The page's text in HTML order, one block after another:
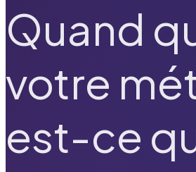
Quand
votre
est-ce